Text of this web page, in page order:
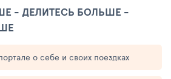
- ДЕЛИТЕСЬ БОЛЬШЕ -
о себе и своих поездках